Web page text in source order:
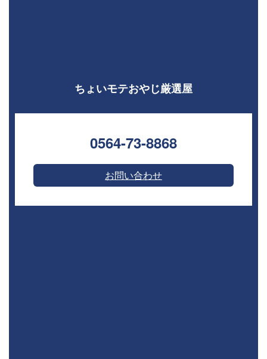
ちょいモテおやじ厳選屋
0564-73-8868⁣
お問い合わせ